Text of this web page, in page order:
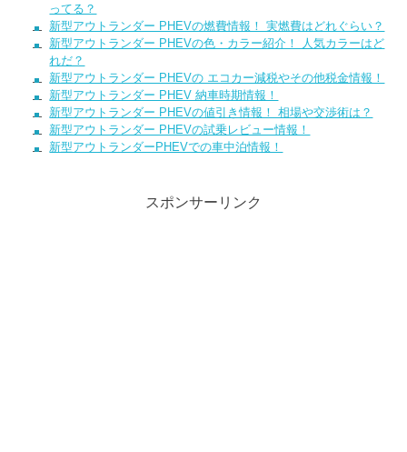
ってる？
新型アウトランダー PHEVの燃費情報！ 実燃費はどれぐらい？
新型アウトランダー PHEVの色・カラー紹介！ 人気カラーはど
れだ？
新型アウトランダー PHEVの エコカー減税やその他税金情報！
新型アウトランダー PHEV 納車時期情報！
新型アウトランダー PHEVの値引き情報！ 相場や交渉術は？
新型アウトランダー PHEVの試乗レビュー情報！
新型アウトランダーPHEVでの車中泊情報！
スポンサーリンク